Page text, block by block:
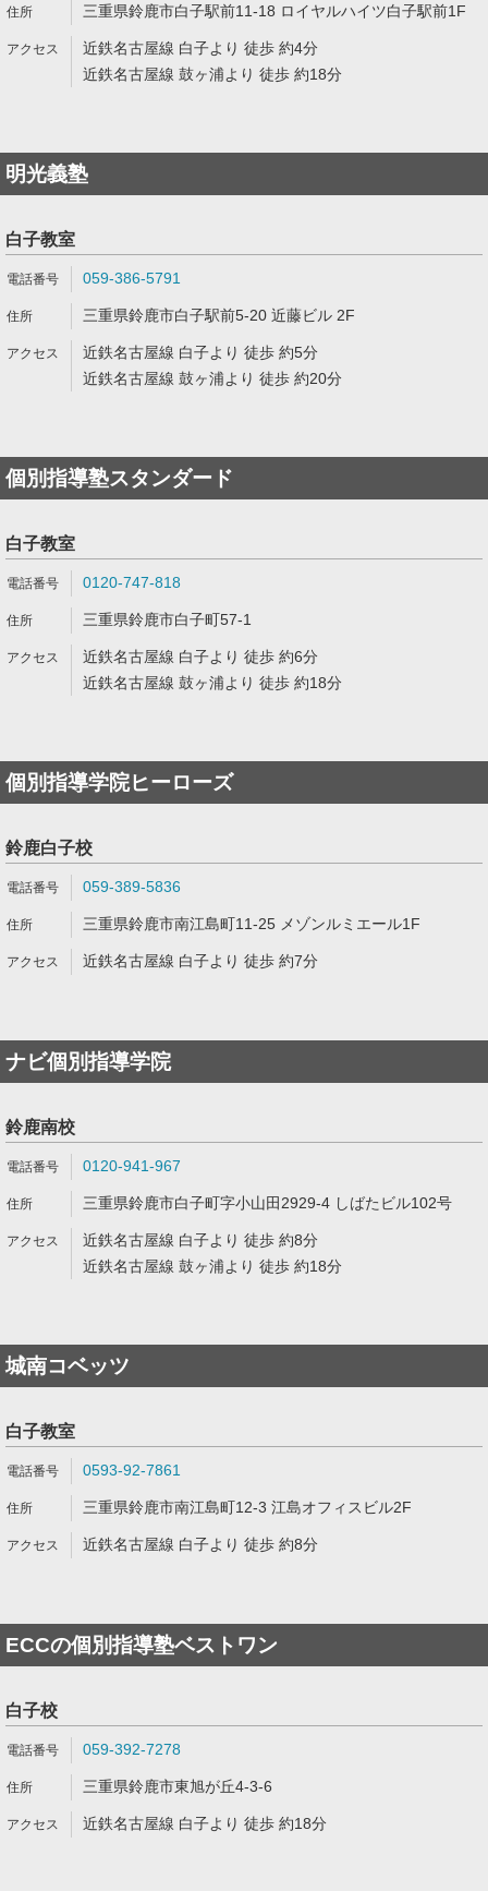
三重県鈴鹿市白子駅前11-18 ロイヤルハイツ白子駅前1F
近鉄名古屋線 白子より 徒歩 約4分
近鉄名古屋線 鼓ヶ浦より 徒歩 約18分
明光義塾
白子教室
059-386-5791
三重県鈴鹿市白子駅前5-20 近藤ビル 2F
近鉄名古屋線 白子より 徒歩 約5分
近鉄名古屋線 鼓ヶ浦より 徒歩 約20分
個別指導塾スタンダード
白子教室
0120-747-818
三重県鈴鹿市白子町57-1
近鉄名古屋線 白子より 徒歩 約6分
近鉄名古屋線 鼓ヶ浦より 徒歩 約18分
個別指導学院ヒーローズ
鈴鹿白子校
059-389-5836
三重県鈴鹿市南江島町11-25 メゾンルミエール1F
近鉄名古屋線 白子より 徒歩 約7分
ナビ個別指導学院
鈴鹿南校
0120-941-967
三重県鈴鹿市白子町字小山田2929-4 しばたビル102号
近鉄名古屋線 白子より 徒歩 約8分
近鉄名古屋線 鼓ヶ浦より 徒歩 約18分
城南コベッツ
白子教室
0593-92-7861
三重県鈴鹿市南江島町12-3 江島オフィスビル2F
近鉄名古屋線 白子より 徒歩 約8分
ECCの個別指導塾ベストワン
白子校
059-392-7278
三重県鈴鹿市東旭が丘4-3-6
近鉄名古屋線 白子より 徒歩 約18分